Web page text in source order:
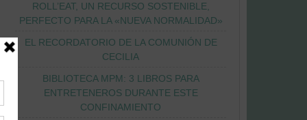
ROLL’EAT, UN RECURSO SOSTENIBLE,
PERFECTO PARA LA «NUEVA NORMALIDAD»
EL RECORDATORIO DE LA COMUNIÓN DE
CECILIA
BIBLIOTECA MPM: 3 LIBROS PARA
ENTRETENEROS DURANTE ESTE
CONFINAMIENTO